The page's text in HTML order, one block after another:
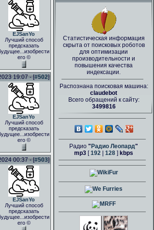
EJSanYo
Лучший способ
предсказать
его ©
19:07 - [#502]
EJSanYo
Лучший способ
предсказать
его ©
00:37 - [#503]
EJSanYo
Лучший способ
предсказать
его ©
Статистическая информация
скрыта от поисковых роботов
для оптимизации
производительности и
повышения качества
индексации.
Распознана поисковая машина:
claudebot
Всего обращений к сайту:
3499816
Радио " Радио Леопард"
mp3 [192 128 ] kbps